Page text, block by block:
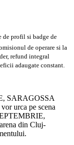
de profil si badge de
de operare si la
refund integral
adaugate constant.
SARAGOSSA
urca pe scena
din Cluj-